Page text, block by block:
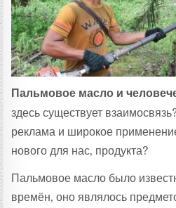
Пальмовое масло и
здесь существует
реклама и широкое
нового для нас, продукта?
Пальмовое масло было
времён, оно являлось